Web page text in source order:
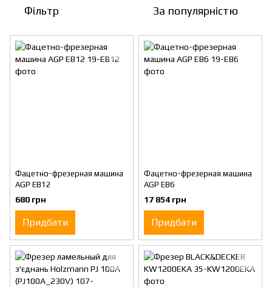
Фільтр За популярністю
Фацетно-фрезерная машина
AGP EB12
680 грн
Придбати
Фацетно-фрезерная машина
AGP EB6
17 854 грн
Придбати